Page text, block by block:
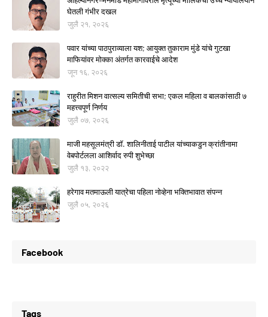
घेतली गंभीर दखल
जुलै २१, २०२६
पवार यांच्या पाठपुराव्याला यश; आयुक्त तुकाराम मुंडे यांचे गुटखा
माफियांवर मोक्का अंतर्गत कारवाईचे आदेश
जून १६, २०२६
राहुरीत मिशन वात्सल्य समितीची सभा; एकल महिला व बालकांसाठी ७
महत्त्वपूर्ण निर्णय
जुलै ०७, २०२६
माजी महसूलमंत्री डॉ. शालिनीताई पाटील यांच्याकडुन क्रांतीनामा
वेबपोर्टलला आशिर्वाद रुपी शुभेच्छा
जुलै १३, २०२२
हरेगाव मतमाऊली यात्रेचा पहिला नोव्हेना भक्तिभावात संपन्न
जुलै ०५, २०२६
Facebook
Tags